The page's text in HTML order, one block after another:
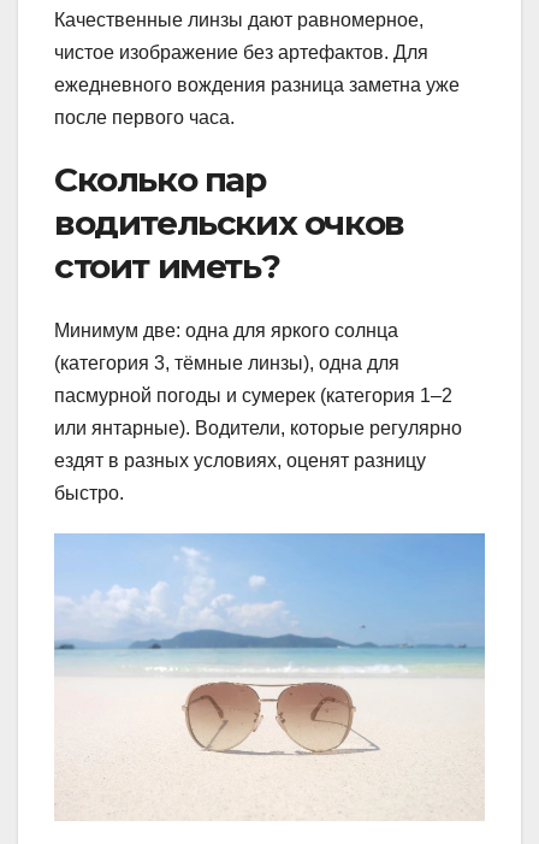
Качественные линзы дают равномерное,
чистое изображение без артефактов. Для
ежедневного вождения разница заметна уже
после первого часа.
Сколько пар
водительских очков
стоит иметь?
Минимум две: одна для яркого солнца
(категория 3, тёмные линзы), одна для
пасмурной погоды и сумерек (категория 1–2
или янтарные). Водители, которые регулярно
ездят в разных условиях, оценят разницу
быстро.